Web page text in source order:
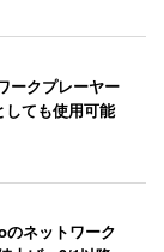
ークプレーヤー
しても使用可能
ネットワーク